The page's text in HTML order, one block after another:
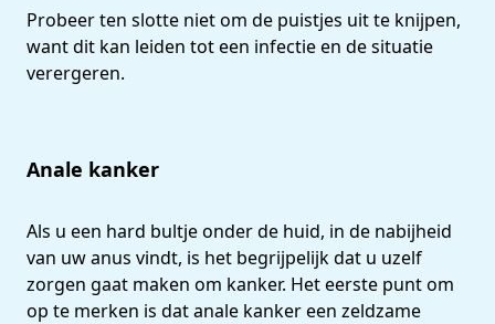
Probeer ten slotte niet om de puistjes uit te knijpen,
want dit kan leiden tot een infectie en de situatie
verergeren.
Anale kanker
Als u een hard bultje onder de huid, in de nabijheid
van uw anus vindt, is het begrijpelijk dat u uzelf
zorgen gaat maken om kanker. Het eerste punt om
op te merken is dat anale kanker een zeldzame